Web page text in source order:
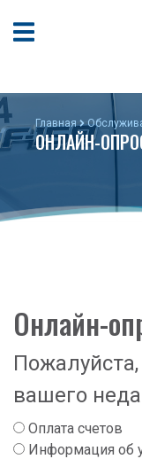
Главная
Открыть
Главная
ОНЛАЙН-
Онлайн-
вашего
Оплата счетов
Информация об